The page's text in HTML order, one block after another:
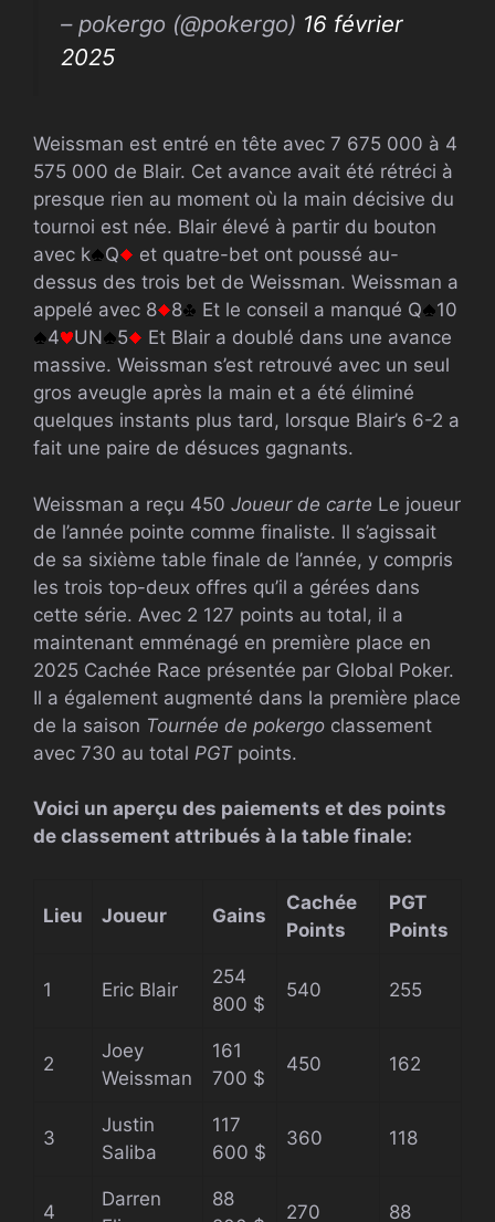
– pokergo (@pokergo) 16 février
2025
Weissman est entré en tête avec 7 675 000 à 4
575 000 de Blair. Cet avance avait été rétréci à
presque rien au moment où la main décisive du
tournoi est née. Blair élevé à partir du bouton
avec k
Q
et quatre-bet ont poussé au-
dessus des trois bet de Weissman. Weissman a
appelé avec 8
8 Et le conseil a manqué Q
10
4
UN 5
Et Blair a doublé dans une avance
massive. Weissman s’est retrouvé avec un seul
gros aveugle après la main et a été éliminé
quelques instants plus tard, lorsque Blair’s 6-2 a
fait une paire de désuces gagnants.
Weissman a reçu 450 Joueur de carte Le joueur
de l’année pointe comme finaliste. Il s’agissait
de sa sixième table finale de l’année, y compris
les trois top-deux offres qu’il a gérées dans
cette série. Avec 2 127 points au total, il a
maintenant emménagé en première place en
2025 Cachée Race présentée par Global Poker.
Il a également augmenté dans la première place
de la saison Tournée de pokergo classement
avec 730 au total PGTpoints.
Voici un aperçu des paiements et des points
de classement attribués à la table finale:
Lieu Joueur Gains
Cachée
Points
PGT
Points
1 Eric Blair
254
800 $
540 255
2
Joey
Weissman
161
700 $
450 162
3
Justin
Saliba
117
600 $
360 118
4
Darren
88
270 88